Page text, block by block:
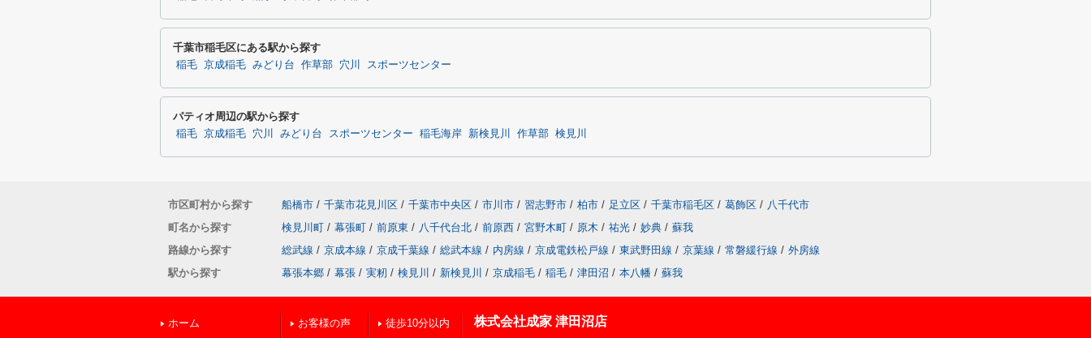
千葉市稲毛区にある駅から探す
稲毛 京成稲毛 みどり台 作草部 穴川 スポーツセンター
パティオ周辺の駅から探す
稲毛 京成稲毛 穴川 みどり台 スポーツセンター 稲毛海岸 新検見川 作草部 検見川
市区町村から探す 船橋市 / 千葉市花見川区 / 千葉市中央区 / 市川市 / 習志野市 / 柏市 / 足立区 / 千葉市稲毛区 / 葛飾区 / 八千代市
町名から探す
検見川町 / 幕張町 / 前原東 / 八千代台北 / 前原西 / 宮野木町 / 原木 / 祐光 / 妙典 / 蘇我
路線から探す
総武線 / 京成本線 / 京成千葉線 / 総武本線 / 内房線 / 京成電鉄松戸線 / 東武野田線 / 京葉線 / 常磐緩行線 / 外房線
駅から探す
幕張本郷 / 幕張 / 実籾 / 検見川 / 新検見川 / 京成稲毛 / 稲毛 / 津田沼 / 本八幡 / 蘇我
ホーム お客様の声 徒歩10分以内 株式会社成家 津田沼店